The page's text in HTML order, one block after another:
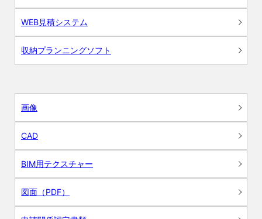
WEB見積システム
収納プランニングソフト
画像
CAD
BIM用テクスチャー
図面（PDF）